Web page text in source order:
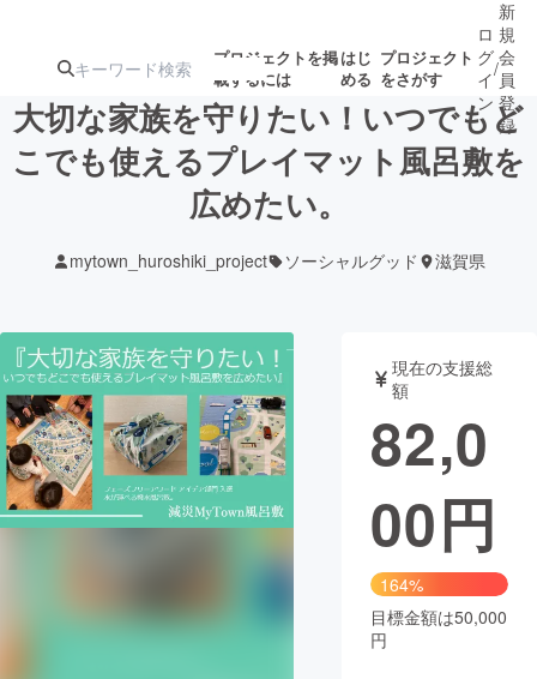
プロジェクトを掲
載するには
はじ
める
プロジェクト
をさがす
注目の新着プロ募集終了が近いプ
テクノロジー・ガジェット
映像・映画 書籍・雑誌
ビジネス・起業 チャレンジ
まちづくり・地域活性化
CAMPFIRE Creation
ロ
グ
イ
ン
/
新
規
会
員
登
録
大切な家族を守りたい！いつでもど
こでも使えるプレイマット風呂敷を
広めたい。
mytown_huroshiki_project ソーシャルグッド 滋賀県
現在の支援総
額
82,0
00円
164%
目標金額は50,000
円